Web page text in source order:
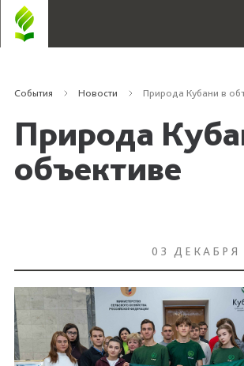
События Новости Природа Кубани в
Природа
объективе
03 ДЕКАБРЯ